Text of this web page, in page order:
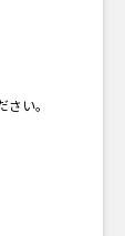
い。